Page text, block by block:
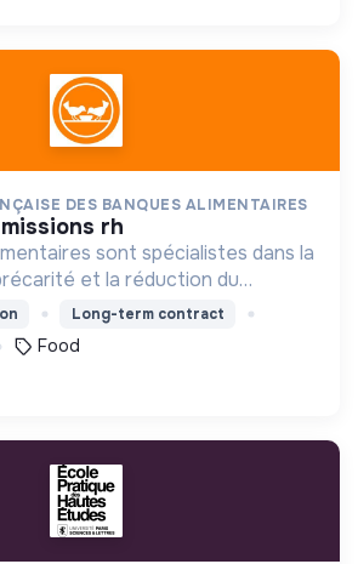
DES BANQUES ALIMENTAIRES
missions rh
sont spécialistes dans la
et la réduction du
Long-term contract
Food